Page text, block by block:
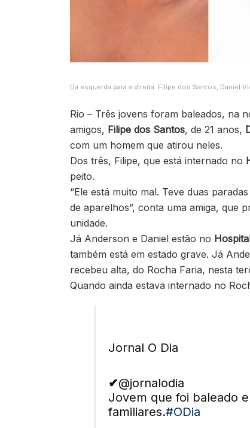
Da esquerda para a direita: Filipe dos Santos, Daniel
Rio – Três jovens foram baleados, na
amigos, Filipe dos Santos, de 21 anos,
com um homem que atirou neles.
Dos três, Filipe, que está internado no
peito.
“Ele está muito mal. Teve duas
de aparelhos”, conta uma amiga, que
unidade.
Já Anderson e Daniel estão no
também está em estado grave. Já
recebeu alta, do Rocha Faria, nesta
Quando ainda estava internado no
Jornal O Dia
✔@jornalodia
Jovem que foi baleado
familiares.#ODia